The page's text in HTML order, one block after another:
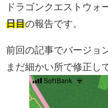
ドラゴンクエストウォ
日目の報告です。
前回の記事でバージョ
まだ細かい所で修正し